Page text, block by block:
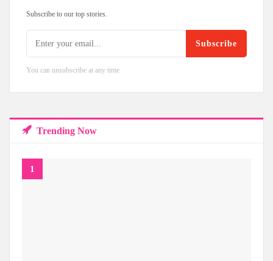
Subscribe to our top stories.
Subscribe
You can unsubscribe at any time
Trending Now